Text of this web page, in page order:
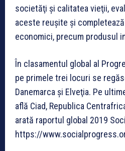
societăţi şi calitatea vieţii,
aceste reușite și
economici, precum produsul
În clasamentul global al
pe primele trei locuri se
Danemarca şi Elveţia. Pe
află Ciad, Republica
arată raportul global 2019
https://